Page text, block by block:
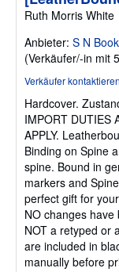
Ruth Morris White
Anbieter: S N
(Verkäufer/-in mit
Verkäufer kontaktieren
Hardcover.
IMPORT DUTIES
APPLY.
Binding on Spine
spine. Bound in
markers and
perfect gift for
NO changes
NOT a retyped or
are included in
manually before